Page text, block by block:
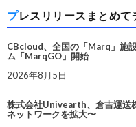
プレスリリースまとめ
CBcloud、全国の「Marq」施
ム「MarqGO」開始
2026年8月5日
株式会社Univearth、倉吉運送
ネットワークを拡大〜